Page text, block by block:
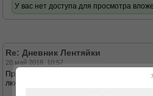
У вас нет доступа для просмотра
Re: Дневник Лентяйки
28 май 2018, 10:57
Привет,основательно так подошла к
любому будут так как ты знаешь что